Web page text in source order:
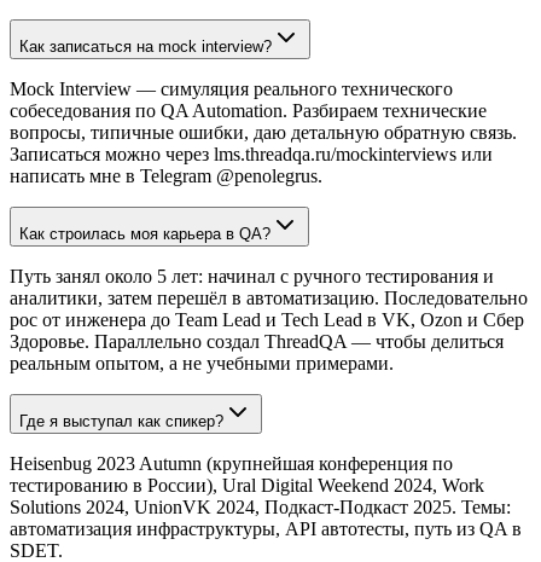
Как записаться на mock interview?
Mock Interview — симуляция реального технического
собеседования по QA Automation. Разбираем технические
вопросы, типичные ошибки, даю детальную обратную связь.
Записаться можно через lms.threadqa.ru/mockinterviews или
написать мне в Telegram @penolegrus.
Как строилась моя карьера в QA?
Путь занял около 5 лет: начинал с ручного тестирования и
аналитики, затем перешёл в автоматизацию. Последовательно
рос от инженера до Team Lead и Tech Lead в VK, Ozon и Сбер
Здоровье. Параллельно создал ThreadQA — чтобы делиться
реальным опытом, а не учебными примерами.
Где я выступал как спикер?
Heisenbug 2023 Autumn (крупнейшая конференция по
тестированию в России), Ural Digital Weekend 2024, Work
Solutions 2024, UnionVK 2024, Подкаст-Подкаст 2025. Темы:
автоматизация инфраструктуры, API автотесты, путь из QA в
SDET.